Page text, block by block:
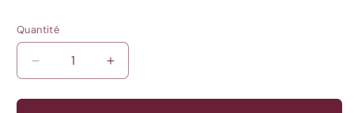
Quantité
Quantité
Réduire
la
quantité
Augmenter
la
quantité